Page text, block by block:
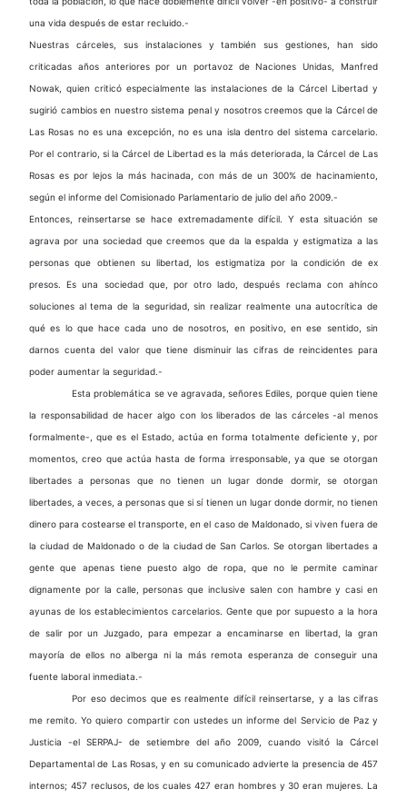
una vida después de estar recluido.-
Nuestras cárceles, sus instalaciones y también sus gestiones, han sido
criticadas años anteriores por un portavoz de Naciones Unidas, Manfred
Nowak, quien criticó especialmente las instalaciones de la Cárcel Libertad y
sugirió cambios en nuestro sistema penal y nosotros creemos que la Cárcel de
Las Rosas no es una excepción, no es una isla dentro del sistema carcelario.
Por el contrario, si la Cárcel de Libertad es la más deteriorada, la Cárcel de Las
Rosas es por lejos la más hacinada, con más de un 300% de hacinamiento,
según el informe del Comisionado Parlamentario de julio del año 2009.-
Entonces, reinsertarse se hace extremadamente difícil. Y esta situación se
agrava por una sociedad que creemos que da la espalda y estigmatiza a las
personas que obtienen su libertad, los estigmatiza por la condición de ex
presos. Es una sociedad que, por otro lado, después reclama con ahínco
soluciones al tema de la seguridad, sin realizar realmente una autocrítica de
qué es lo que hace cada uno de nosotros, en positivo, en ese sentido, sin
darnos cuenta del valor que tiene disminuir las cifras de reincidentes para
poder aumentar la seguridad.-
Esta problemática se ve agravada, señores Ediles, porque quien tiene
la responsabilidad de hacer algo con los liberados de las cárceles -al menos
formalmente-, que es el Estado, actúa en forma totalmente deficiente y, por
momentos, creo que actúa hasta de forma irresponsable, ya que se otorgan
libertades a personas que no tienen un lugar donde dormir, se otorgan
libertades, a veces, a personas que si sí tienen un lugar donde dormir, no tienen
dinero para costearse el transporte, en el caso de Maldonado, si viven fuera de
la ciudad de Maldonado o de la ciudad de San Carlos. Se otorgan libertades a
gente que apenas tiene puesto algo de ropa, que no le permite caminar
dignamente por la calle, personas que inclusive salen con hambre y casi en
ayunas de los establecimientos carcelarios. Gente que por supuesto a la hora
de salir por un Juzgado, para empezar a encaminarse en libertad, la gran
mayoría de ellos no alberga ni la más remota esperanza de conseguir una
fuente laboral inmediata.-
Por eso decimos que es realmente difícil reinsertarse, y a las cifras
me remito. Yo quiero compartir con ustedes un informe del Servicio de Paz y
Justicia -el SERPAJ- de setiembre del año 2009, cuando visitó la Cárcel
Departamental de Las Rosas, y en su comunicado advierte la presencia de 457
internos; 457 reclusos, de los cuales 427 eran hombres y 30 eran mujeres. La